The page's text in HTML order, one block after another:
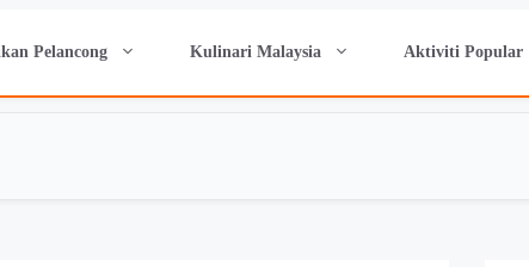
Pelancong Kulinari Malaysia Aktiviti Popular